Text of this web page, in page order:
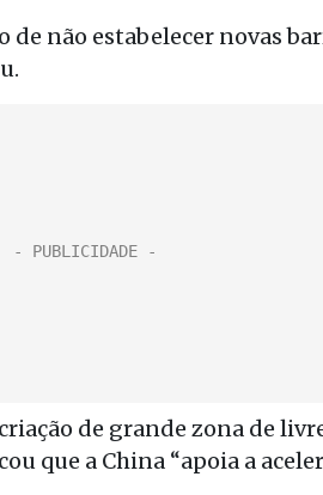
não estabelecer novas
de grande zona de
que a China “apoia a